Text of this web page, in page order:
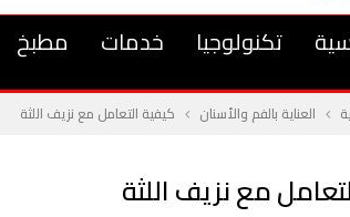
تكنولوجيا خدمات مطبخ
العناية بالفم والأسنان كيفية التعامل مع نزيف اللثة
مع نزيف اللثة